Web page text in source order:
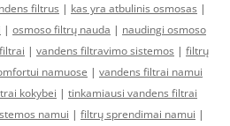
filtrus | kas yra atbulinis osmosas |
| osmoso filtrų nauda | naudingi osmoso
| vandens filtravimo sistemos | filtrų
namuose | vandens filtrai namui
kokybei | tinkamiausi vandens filtrai
namui | filtrų sprendimai namui |